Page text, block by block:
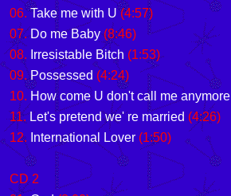
06.Take me with U(4:57)
07.Do me Baby(8:46)
08. Irresistable Bitch (1:53)
09.Possessed (4:24)
10. How come U don't call me anymore
11.Let's pretend we' re married (4:26)
12. International Lover (1:50)
CD 2